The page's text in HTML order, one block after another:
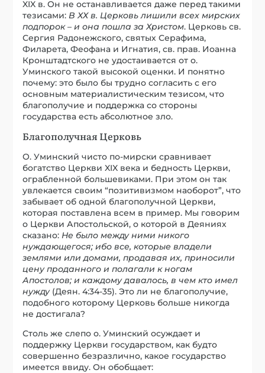
XIX в. Он не останавливается даже перед такими
тезисами:В ХХ в. Церковь лишили всех мирских
подпорок – и она пошла за Христом. Церковь св.
Сергия Радонежского, святых Серафима,
Филарета, Феофана и Игнатия, св. прав. Иоанна
Кронштадтского не удостаивается от о.
Уминского такой высокой оценки. И понятно
почему: это было бы трудно согласить с его
основным материалистическим тезисом, что
благополучие и поддержка со стороны
государства есть абсолютное зло.
Благополучная Церковь
О. Уминский чисто по-мирски сравнивает
богатство Церкви XIX века и бедность Церкви,
ограбленной большевиками. При этом он так
увлекается своим “позитивизмом наоборот”, что
забывает об одной благополучной Церкви,
которая поставлена всем в пример. Мы говорим
о Церкви Апостольской, о которой в Деяниях
сказано: Не было между ними никого
нуждающегося; ибо все, которые владели
землями или домами, продавая их, приносили
цену проданного и полагали к ногам
Апостолов; и каждому давалось, в чем кто имел
нужду(Деян. 4:34-35). Это ли не благополучие,
подобного которому Церковь больше никогда
не достигала?
Столь же слепо о. Уминский осуждает и
поддержку Церкви государством, как будто
совершенно безразлично, какое государство
имеется ввиду. Он обобщает: